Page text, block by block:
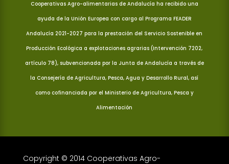
Cooperativas Agro-alimentarias de Andalucía ha recibido una
ayuda de la Unión Europea con cargo al Programa FEADER
Andalucía 2021-2027 para la prestación del Servicio Sostenible en
Producción Ecológica a explotaciones agrarias (Intervención 7202,
artículo 78), subvencionada por la Junta de Andalucía a través de
la Consejería de Agricultura, Pesca, Agua y Desarrollo Rural, así
como cofinanciada por el Ministerio de Agricultura, Pesca y
Alimentación
Copyright © 2014 Cooperativas Agro-